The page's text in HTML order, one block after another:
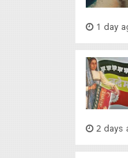
1 day
2 days